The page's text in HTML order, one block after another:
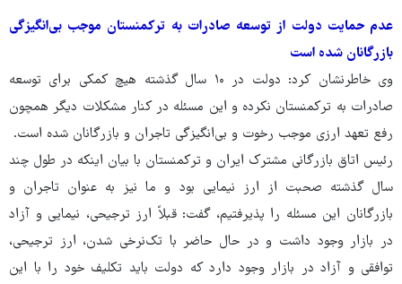
عدم حمایت دولت از توسعه صادرات به ترکمنستان موجب بی‌انگیزگی
بازرگانان شده است
وی خاطرنشان کرد: دولت در ۱۰ سال گذشته هیچ کمکی برای توسعه
صادرات به ترکمنستان نکرده و این مسئله در کنار مشکلات دیگر همچون
رفع تعهد ارزی موجب رخوت و بی‌انگیزگی تاجران و بازرگانان شده است.
رئیس اتاق بازرگانی مشترک ایران و ترکمنستان با بیان اینکه در طول چند
سال گذشته صحبت از ارز نیمایی بود و ما نیز به عنوان تاجران و
بازرگانان این مسئله را پذیرفتیم، گفت: قبلاً ارز ترجیحی، نیمایی و آزاد
در بازار وجود داشت و در حال حاضر با تک‌نرخی شدن، ارز ترجیحی،
توافقی و آزاد در بازار وجود دارد که دولت باید تکلیف خود را با این